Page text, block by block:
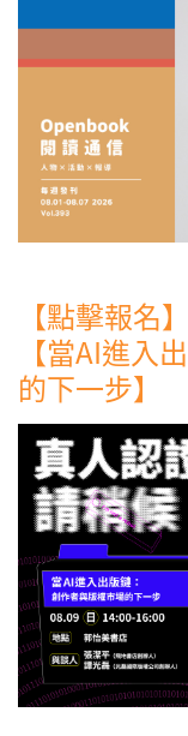
【點擊報名
【當AI進入
的下一步】